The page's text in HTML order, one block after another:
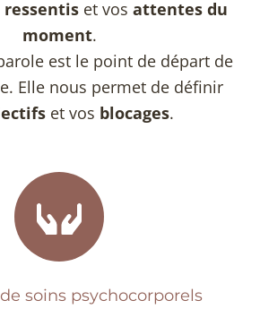
ressentis et vos attentes du
moment.
est le point de départ de
Elle nous permet de définir
et vos blocages.
soins psychocorporels​